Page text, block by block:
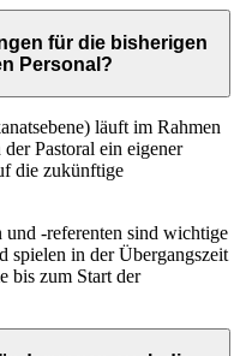
für die bisherigen
Personal?
läuft im Rahmen
Pastoral ein eigener
die zukünftige
und -referenten sind wichtige
spielen in der Übergangszeit
bis zum Start der